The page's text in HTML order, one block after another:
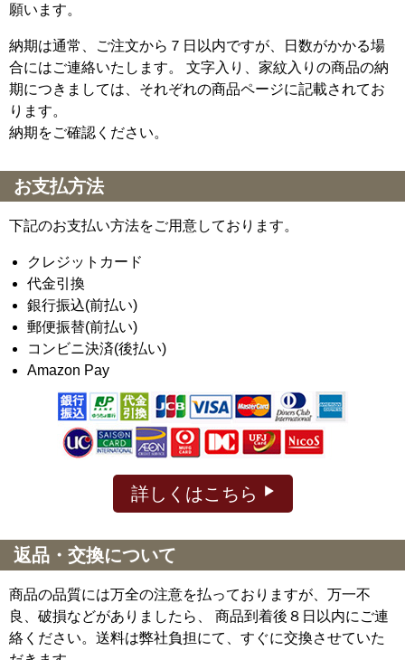
願います。
納期は通常、ご注文から７日以内ですが、日数がかかる場
合にはご連絡いたします。 文字入り、家紋入りの商品の納
期につきましては、それぞれの商品ページに記載されてお
ります。
納期をご確認ください。
お支払方法
下記のお支払い方法をご用意しております。
クレジットカード
代金引換
銀行振込(前払い)
郵便振替(前払い)
コンビニ決済(後払い)
Amazon Pay
詳しくはこちら
返品・交換について
商品の品質には万全の注意を払っておりますが、万一不
良、破損などがありましたら、 商品到着後８日以内にご連
絡ください。送料は弊社負担にて、すぐに交換させていた